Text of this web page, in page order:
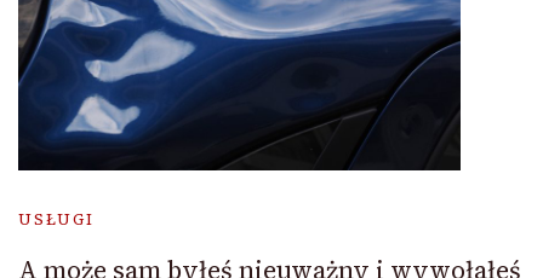
USŁUGI
A może sam byłeś nieuważny i wywołałeś